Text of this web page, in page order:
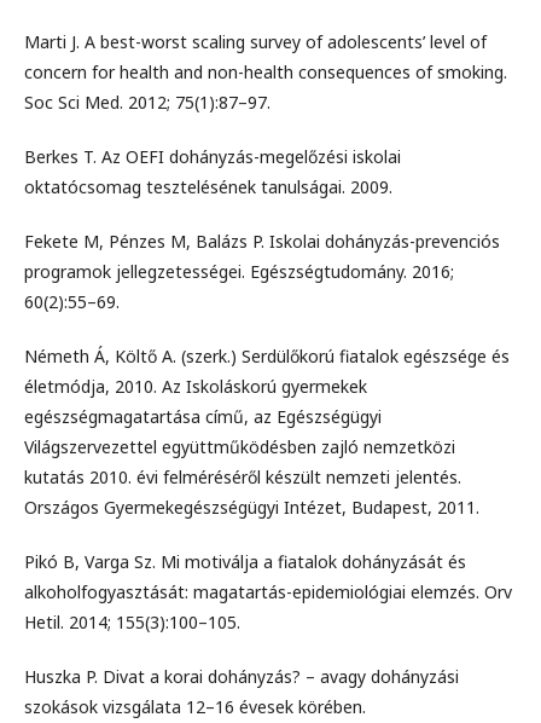
Marti J. A best-worst scaling survey of adolescents’ level of
concern for health and non-health consequences of smoking.
Soc Sci Med. 2012; 75(1):87–97.
Berkes T. Az OEFI dohányzás-megelőzési iskolai
oktatócsomag tesztelésének tanulságai. 2009.
Fekete M, Pénzes M, Balázs P. Iskolai dohányzás-prevenciós
programok jellegzetességei. Egészségtudomány. 2016;
60(2):55–69.
Németh Á, Költő A. (szerk.) Serdülőkorú fiatalok egészsége és
életmódja, 2010. Az Iskoláskorú gyermekek
egészségmagatartása című, az Egészségügyi
Világszervezettel együttműködésben zajló nemzetközi
kutatás 2010. évi felméréséről készült nemzeti jelentés.
Országos Gyermekegészségügyi Intézet, Budapest, 2011.
Pikó B, Varga Sz. Mi motiválja a fiatalok dohányzását és
alkoholfogyasztását: magatartás-epidemiológiai elemzés. Orv
Hetil. 2014; 155(3):100–105.
Huszka P. Divat a korai dohányzás? – avagy dohányzási
szokások vizsgálata 12–16 évesek körében.